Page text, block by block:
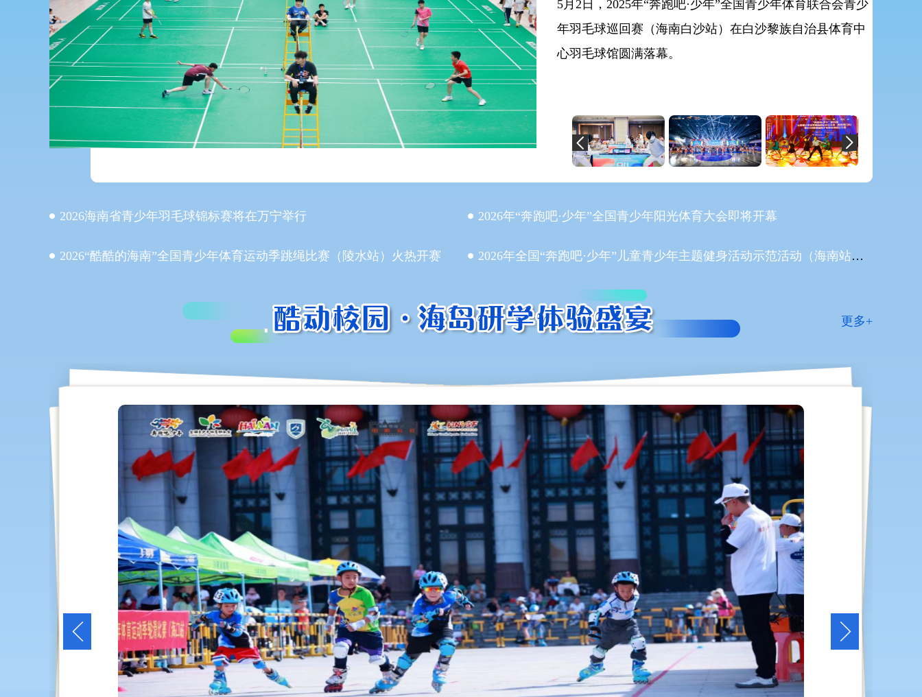
5月31日，中国击剑协会D级认证赛事——“奔跑吧·少
年”2026年海南省青少年击剑公开赛在海南儋州圆满落幕。
2026海南省青少年羽毛球锦标赛将在万宁举行 2026年“奔跑吧·少年”全国青少年阳光体育大会即将开幕
2026“酷酷的海南”全国青少年体育运动季跳绳比赛（陵水站）火热开赛 2026年全国“奔跑吧·少年”儿童青少年主题健身活动示范活动（海南站）成功举办
更多+